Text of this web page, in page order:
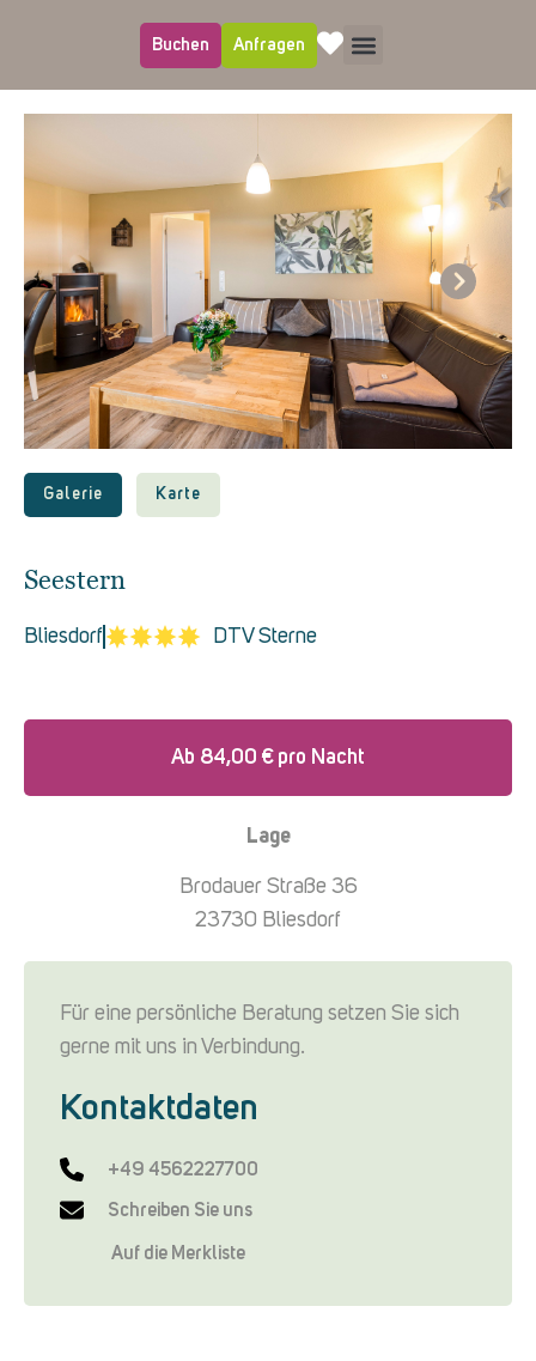
Buchen Anfragen
Next
Galerie Karte
Seestern
Bliesdorf DTV Sterne
Ab 84,00 € pro Nacht
Lage
Brodauer Straße 36
23730 Bliesdorf
Für eine persönliche Beratung setzen Sie sich
gerne mit uns in Verbindung.
Kontaktdaten
+49 4562227700
Schreiben Sie uns
Auf die Merkliste